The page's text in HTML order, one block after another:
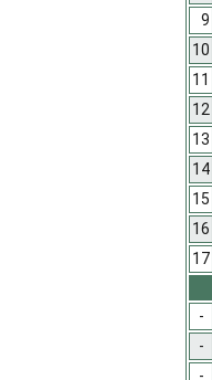
9
10
11
12
13
14
15
16
17
-
-
-